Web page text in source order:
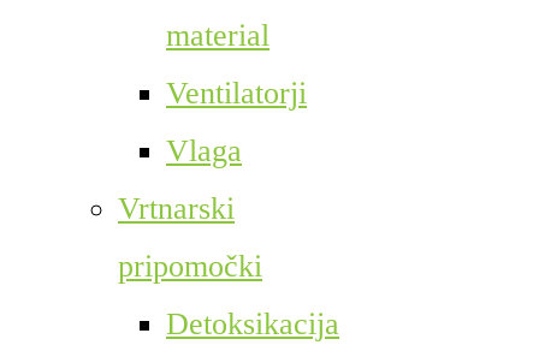
material
Ventilatorji
Vlaga
Vrtnarski
pripomočki
Detoksikacija